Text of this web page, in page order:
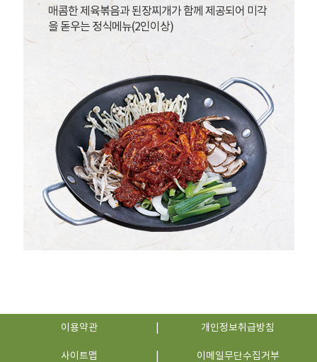
매콤한 제육볶음과 된장찌개가 함께 제공되어 미각
을 돋우는 정식메뉴(2인이상)
이용약관 개인정보취급방침
사이트맵 이메일무단수집거부